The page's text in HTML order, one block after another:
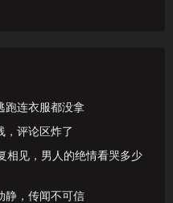
跑连衣服都没拿
，评论区炸了
相见，男人的绝情看哭多少
静，传闻不可信